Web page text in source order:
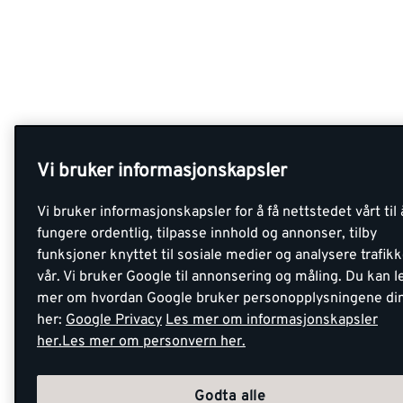
Vi bruker informasjonskapsler
Vi bruker informasjonskapsler for å få nettstedet vårt til
fungere ordentlig, tilpasse innhold og annonser, tilby
funksjoner knyttet til sosiale medier og analysere
vår. Vi bruker Google til annonsering og måling. Du kan
mer om hvordan Google bruker personopplysningene
her: Google Privacy Les mer om informasjonskapsler
her.Les mer om personvern her.
Godta alle